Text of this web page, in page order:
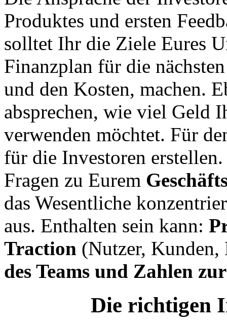
Produktes und ersten
solltet Ihr die Ziele Eures
Finanzplan für die
und den Kosten, machen.
absprechen, wie viel Geld
verwenden möchtet. Für
für die Investoren
Fragen zu Eurem
das Wesentliche
aus. Enthalten sein kann:
Traction (Nutzer,
des Teams und Zahlen
Die richtigen